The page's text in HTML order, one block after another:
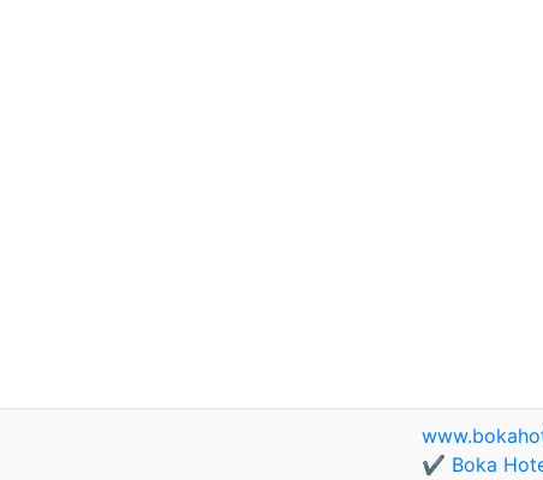
✔️ Boka